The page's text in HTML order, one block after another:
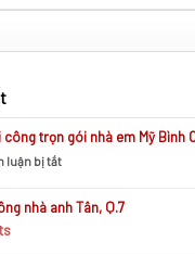
trọn gói nhà em Mỹ Bình
luận bị tắtở
và
nhà anh Tân, Q.7